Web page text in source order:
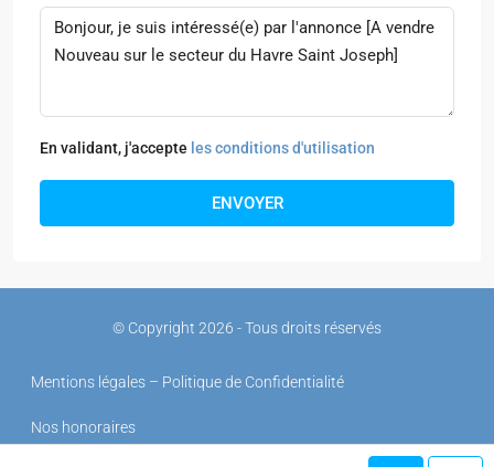
En validant, j'accepte les conditions d'utilisation
ENVOYER
© Copyright 2026 - Tous droits réservés
Mentions légales – Politique de Confidentialité
Nos honoraires